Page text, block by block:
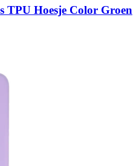
TPU Hoesje Color Groen